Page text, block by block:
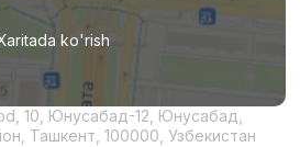
ko'rish
10, Юнусабад-12, Юнусабад,
Ташкент, 100000, Узбекистан